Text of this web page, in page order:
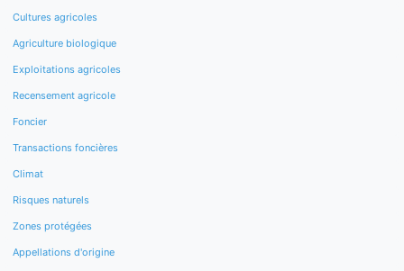
Cultures agricoles
Agriculture biologique
Exploitations agricoles
Recensement agricole
Foncier
Transactions foncières
Climat
Risques naturels
Zones protégées
Appellations d'origine